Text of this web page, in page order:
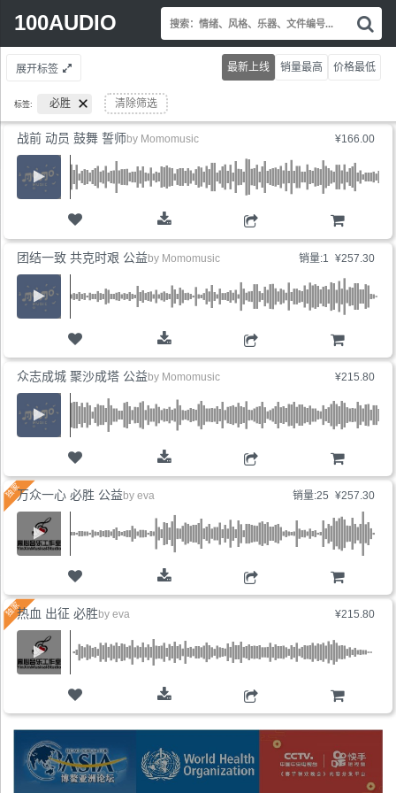
100AUDIO
Search
索
情
绪
乐
文
件
展开标签
标签: 必胜 清除筛选
最新上线 销量最高 价格最低
¥166.00
战前 动员 鼓舞 誓师by Momomusic
销量:1 ¥257.30
购物车
团结一致 共克时艰 公益 by Momomusic
¥215.80
购物车
众志成城 聚沙成塔 公益 by Momomusic
销量:25 ¥257.30
购物车
万众一心 必胜 公益 by eva
¥215.80
购物车
热血 出征 必胜 by eva